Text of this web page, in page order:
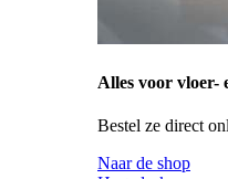
Alles voor vloer-
Bestel ze direct
Naar de shop